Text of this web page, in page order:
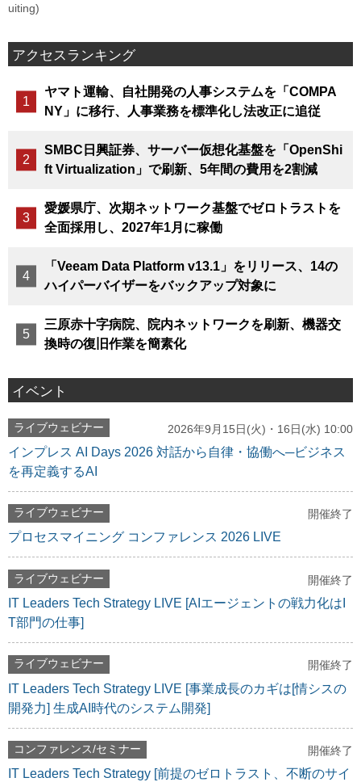
uiting)
アクセスランキング
ヤマト運輸、自社開発の人事システムを「COMPA
NY」に移行、人事業務を標準化し法改正に追従
SMBC日興証券、サーバー仮想化基盤を「OpenShi
ft Virtualization」で刷新、5年間の費用を2割減
愛媛県庁、次期ネットワーク基盤でゼロトラストを
全面採用し、2027年1月に稼働
「Veeam Data Platform v13.1」をリリース、14の
ハイパーバイザーをバックアップ対象に
三原赤十字病院、院内ネットワークを刷新、機器交
換時の復旧作業を簡素化
イベント
ライブウェビナー 2026年9月15日(火)・16日(水) 10:00
インプレス AI Days 2026 対話から自律・協働へ─ビジネス
を再定義するAI
ライブウェビナー 開催終了
プロセスマイニング コンファレンス 2026 LIVE
ライブウェビナー 開催終了
IT Leaders Tech Strategy LIVE [AIエージェントの戦力化はI
T部門の仕事]
ライブウェビナー 開催終了
IT Leaders Tech Strategy LIVE [事業成長のカギは[情シスの
開発力] 生成AI時代のシステム開発]
コンファレンス/セミナー 開催終了
IT Leaders Tech Strategy [前提のゼロトラスト、不断のサイ